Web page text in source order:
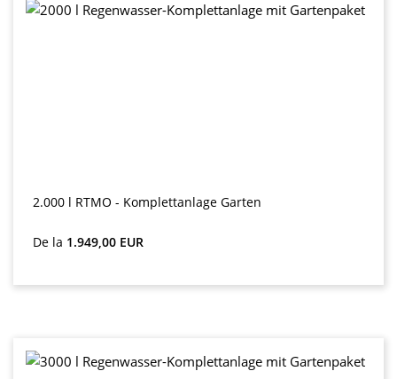
2.000 l RTMO - Komplettanlage Garten
Preț obișnuit:
De la 1.949,00 EUR